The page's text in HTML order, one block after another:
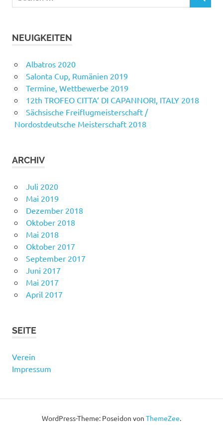
NEUIGKEITEN
Albatros 2020
Salonta Cup, Rumänien 2019
Termine, Wettbewerbe 2019
12th TROFEO CITTA‘ DI CAPANNORI, ITALY 2018
Sächsische Freiflugmeisterschaft /
Nordostdeutsche Meisterschaft 2018
ARCHIV
Juli 2020
Mai 2019
Dezember 2018
Oktober 2018
Mai 2018
Oktober 2017
September 2017
Juni 2017
Mai 2017
April 2017
SEITE
Verein
Impressum
WordPress-Theme: Poseidon von ThemeZee.